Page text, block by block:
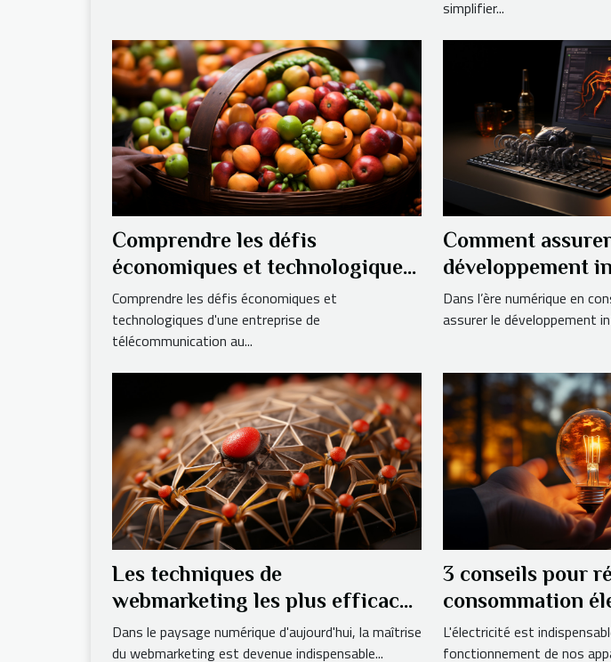
simplifier...
Comprendre les défis
économiques et technologiques
d'une entreprise de
télécommunication au
Cameroun
Comprendre les défis économiques et
technologiques d'une entreprise de
télécommunication au...
Comment
développement
votre entreprise
Dans l’ère numérique en
assurer le développement
Les techniques de
webmarketing les plus efficaces
en 2021
Dans le paysage numérique d'aujourd'hui, la maîtrise
du webmarketing est devenue indispensable...
3 conseils pour
consommation
L'électricité est
fonctionnement de nos